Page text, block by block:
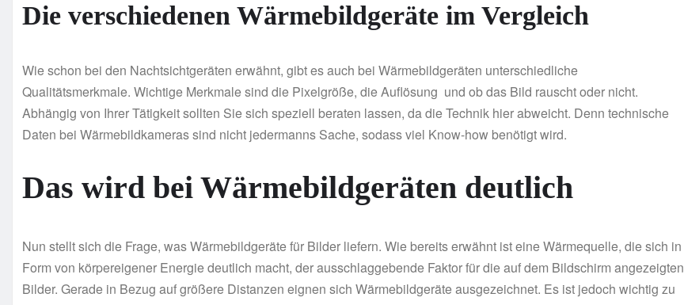
Die verschiedenen Wärmebildgeräte im Vergleich
Wie schon bei den Nachtsichtgeräten erwähnt, gibt es auch bei Wärmebildgeräten unterschiedliche
Qualitätsmerkmale. Wichtige Merkmale sind die Pixelgröße, die Auflösung und ob das Bild rauscht oder nicht.
Abhängig von Ihrer Tätigkeit sollten Sie sich speziell beraten lassen, da die Technik hier abweicht. Denn technische
Daten bei Wärmebildkameras sind nicht jedermanns Sache, sodass viel Know-how benötigt wird.
Das wird bei Wärmebildgeräten deutlich
Nun stellt sich die Frage, was Wärmebildgeräte für Bilder liefern. Wie bereits erwähnt ist eine Wärmequelle, die sich in
Form von körpereigener Energie deutlich macht, der ausschlaggebende Faktor für die auf dem Bildschirm angezeigten
Bilder. Gerade in Bezug auf größere Distanzen eignen sich Wärmebildgeräte ausgezeichnet. Es ist jedoch wichtig zu